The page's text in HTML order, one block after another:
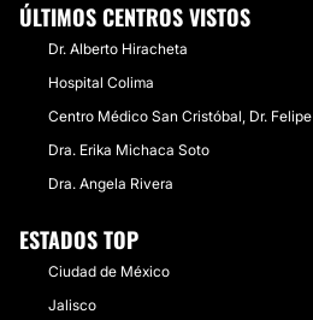
ÚLTIMOS CENTROS VISTOS
Dr. Alberto Hiracheta
Hospital Colima
Centro Médico San Cristóbal, Dr. Felipe
Dra. Erika Michaca Soto
Dra. Angela Rivera
ESTADOS TOP
Ciudad de México
Jalisco